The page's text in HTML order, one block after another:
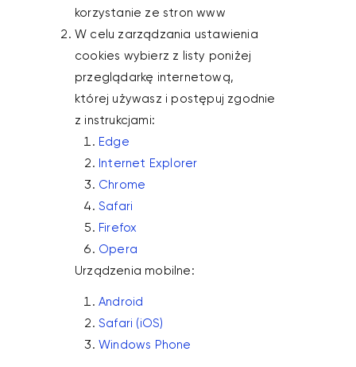
korzystanie ze stron www
W celu zarządzania ustawienia
cookies wybierz z listy poniżej
przeglądarkę internetową,
której używasz i postępuj zgodnie
z instrukcjami:
Edge
Internet Explorer
Chrome
Safari
Firefox
Opera
Urządzenia mobilne:
Android
Safari (iOS)
Windows Phone